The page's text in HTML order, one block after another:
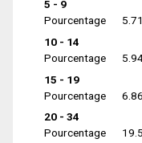
5 - 9
Pourcentage
5.71
10 - 14
Pourcentage
15 - 19
Pourcentage
6.86
20 - 34
Pourcentage